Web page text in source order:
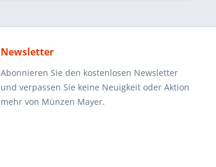
Newsletter
Abonnieren Sie den kostenlosen Newsletter
und verpassen Sie keine Neuigkeit oder Aktion
mehr von Münzen Mayer.